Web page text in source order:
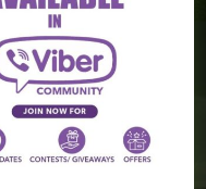
sveta (5. avgust)